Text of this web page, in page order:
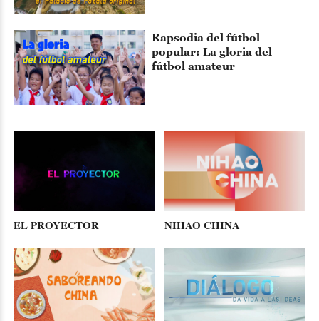
Rapsodia del fútbol
popular: La gloria del
fútbol amateur
EL PROYECTOR NIHAO CHINA